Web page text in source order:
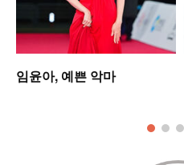
임윤아, 예쁜 악마